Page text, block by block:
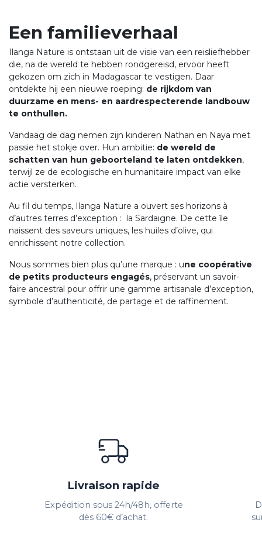
Een familieverhaal
Ilanga Nature is ontstaan uit de visie van een reisliefhebber
die, na de wereld te hebben rondgereisd, ervoor heeft
gekozen om zich in Madagascar te vestigen. Daar
ontdekte hij een nieuwe roeping: de rijkdom van
duurzame en mens- en aardrespecterende landbouw
te onthullen.
Vandaag de dag nemen zijn kinderen Nathan en Naya met
passie het stokje over. Hun ambitie: de wereld de
schatten van hun geboorteland te laten ontdekken,
terwijl ze de ecologische en humanitaire impact van elke
actie versterken.
Au fil du temps, Ilanga Nature a ouvert ses horizons à
d’autres terres d’exception : la Sardaigne. De cette île
naissent des saveurs uniques, les huiles d’olive, qui
enrichissent notre collection.
Nous sommes bien plus qu’une marque : une coopérative
de petits producteurs engagés, préservant un savoir-
faire ancestral pour offrir une gamme artisanale d’exception,
symbole d’authenticité, de partage et de raffinement.
Livraison rapide
Expédition sous 24h/48h, offerte
dès 60€ d’achat.